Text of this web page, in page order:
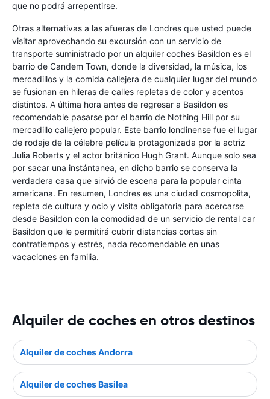
que no podrá arrepentirse.
Otras alternativas a las afueras de Londres que usted puede
visitar aprovechando su excursión con un servicio de
transporte suministrado por un alquiler coches Basildon es el
barrio de Candem Town, donde la diversidad, la música, los
mercadillos y la comida callejera de cualquier lugar del mundo
se fusionan en hileras de calles repletas de color y acentos
distintos. A última hora antes de regresar a Basildon es
recomendable pasarse por el barrio de Nothing Hill por su
mercadillo callejero popular. Este barrio londinense fue el lugar
de rodaje de la célebre película protagonizada por la actriz
Julia Roberts y el actor británico Hugh Grant. Aunque solo sea
por sacar una instántanea, en dicho barrio se conserva la
verdadera casa que sirvió de escena para la popular cinta
americana. En resumen, Londres es una ciudad cosmopolita,
repleta de cultura y ocio y visita obligatoria para acercarse
desde Basildon con la comodidad de un servicio de rental car
Basildon que le permitirá cubrir distancias cortas sin
contratiempos y estrés, nada recomendable en unas
vacaciones en familia.
Alquiler de coches en otros destinos
Alquiler de coches Andorra
Alquiler de coches Basilea